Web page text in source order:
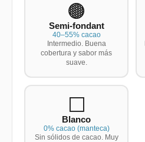
🟤
Semi-fondant
40–55% cacao
Intermedio. Buena
cobertura y sabor más
suave.
⬜
Blanco
0% cacao (manteca)
Sin sólidos de cacao. Muy